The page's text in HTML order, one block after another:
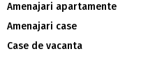
Amenajari apartamente
Amenajari case
Case de vacanta